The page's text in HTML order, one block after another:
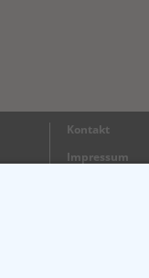
Kontakt
Impressum